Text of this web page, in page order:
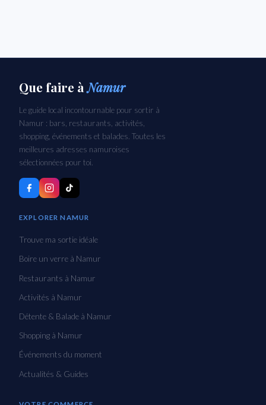
Que faire àNamur
Le guide local incontournable pour sortir à
Namur : bars, restaurants, activités,
shopping, événements et balades. Toutes les
meilleures adresses namuroises
sélectionnées pour toi.
EXPLORER NAMUR
Trouve ma sortie idéale
Boire un verre à Namur
Restaurants à Namur
Activités à Namur
Détente & Balade à Namur
Shopping à Namur
Événements du moment
Actualités & Guides